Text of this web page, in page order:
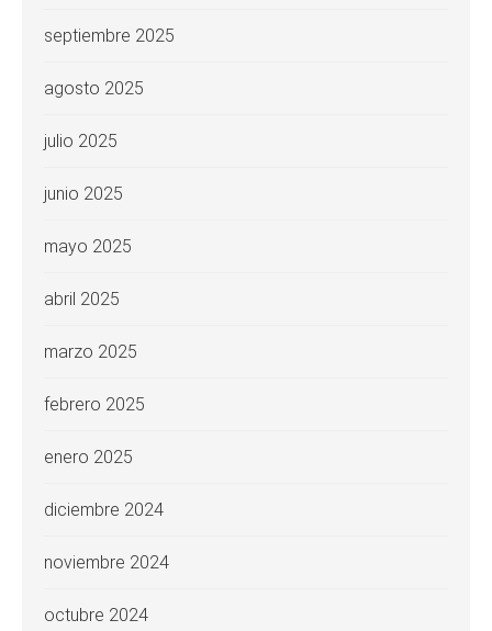
septiembre 2025
agosto 2025
julio 2025
junio 2025
mayo 2025
abril 2025
marzo 2025
febrero 2025
enero 2025
diciembre 2024
noviembre 2024
octubre 2024